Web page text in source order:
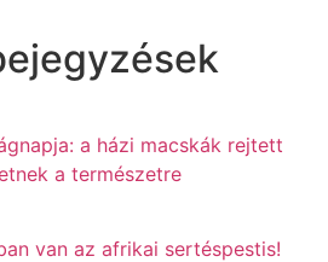
a házi macskák rejtett
a természetre
van az afrikai sertéspestis!